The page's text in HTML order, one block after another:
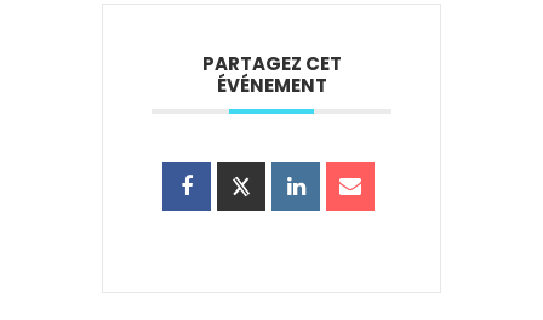
PARTAGEZ CET
ÉVÉNEMENT